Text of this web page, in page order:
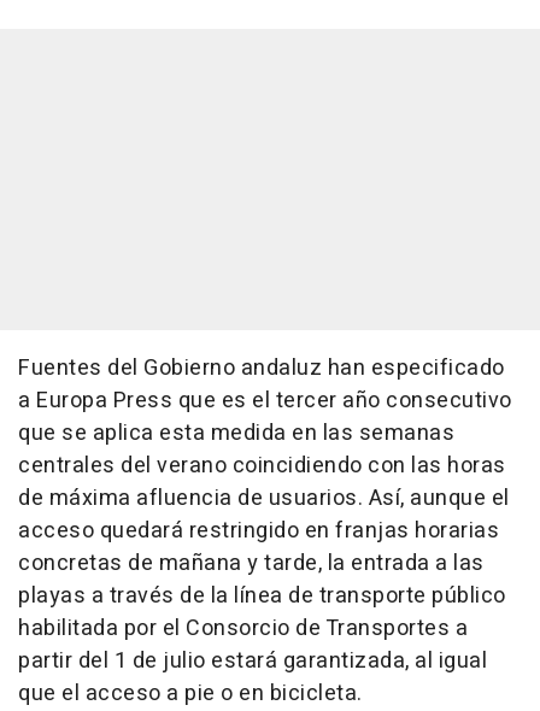
Fuentes del Gobierno andaluz han especificado
a Europa Press que es el tercer año consecutivo
que se aplica esta medida en las semanas
centrales del verano coincidiendo con las horas
de máxima afluencia de usuarios. Así, aunque el
acceso quedará restringido en franjas horarias
concretas de mañana y tarde, la entrada a las
playas a través de la línea de transporte público
habilitada por el Consorcio de Transportes a
partir del 1 de julio estará garantizada, al igual
que el acceso a pie o en bicicleta.